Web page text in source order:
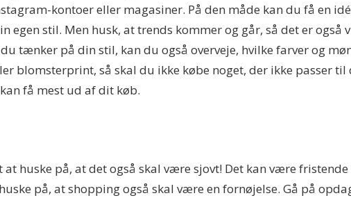
kontoer eller magasiner. På den måde kan du få en
egen stil. Men husk, at trends kommer og går, så det er også
tænker på din stil, kan du også overveje, hvilke farver og
blomsterprint, så skal du ikke købe noget, der ikke passer til
få mest ud af dit køb.
huske på, at det også skal være sjovt! Det kan være
på, at shopping også skal være en fornøjelse. Gå på